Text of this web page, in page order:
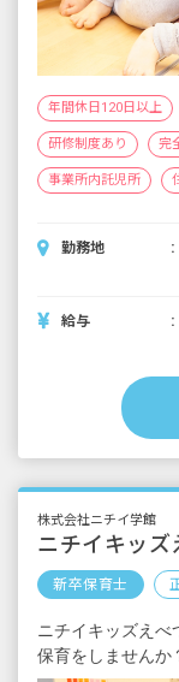
年間休日120日以上
研修制度あり 完
事業所内託児所
勤務地
給与
株式会社ニチイ学館
ニチイキッズ
新卒保育士
ニチイキッズえべ
保育をしませんか